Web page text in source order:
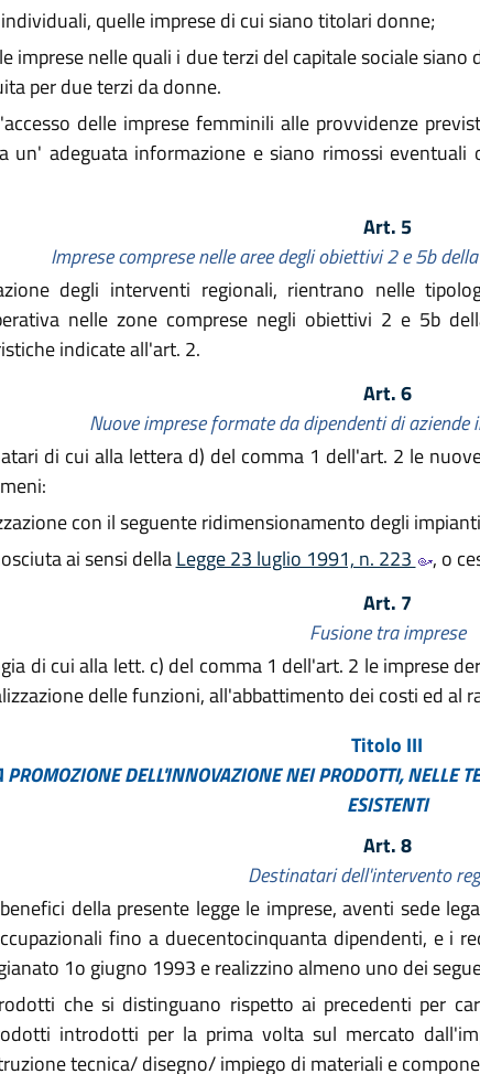
quelle imprese di cui siano titolari donne;
imprese nelle quali i due terzi del capitale sociale
per due terzi da donne.
delle imprese femminili alle provvidenze
un' adeguata informazione e siano rimossi
Art. 5
Imprese comprese nelle aree degli obiettivi 2 e 5b
degli interventi regionali, rientrano nelle
nelle zone comprese negli obiettivi 2 e 5b
indicate all'art. 2.
Art. 6
Nuove imprese formate da dipendenti di
di cui alla lettera d) del comma 1 dell'art. 2 le
con il seguente ridimensionamento degli
ai sensi dellaLegge 23 luglio 1991, n. 223
, o
Art. 7
Fusione tra imprese
di cui alla lett. c) del comma 1 dell'art. 2 le imprese
delle funzioni, all'abbattimento dei costi ed al
Titolo III
DELL'INNOVAZIONE NEI PRODOTTI, NELLE
ESISTENTI
Art. 8
Destinatari dell'intervento
della presente legge le imprese, aventi sede
fino a duecentocinquanta dipendenti, e i
1o giugno 1993 e realizzino almeno uno dei
che si distinguano rispetto ai precedenti per
introdotti per la prima volta sul mercato
tecnica/ disegno/ impiego di materiali e